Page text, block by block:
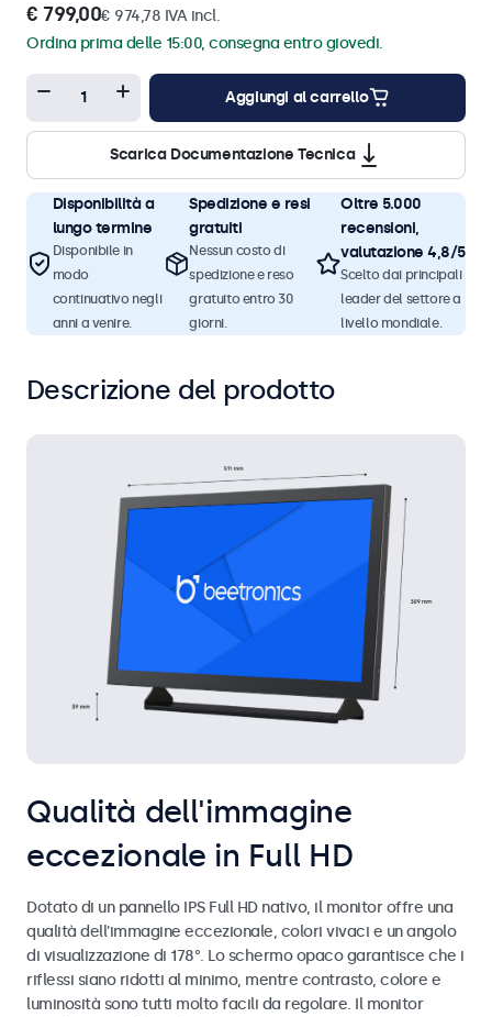
€ 799,00€ 974,78 IVA incl.
Ordina prima delle 15:00, consegna entro giovedi.
Aggiungi al carrello
Scarica Documentazione Tecnica
Disponibilità a
lungo termine
Disponibile in
modo
continuativo negli
anni a venire.
Spedizione e resi
gratuiti
Nessun costo di
spedizione e reso
gratuito entro 30
giorni.
Oltre 5.000
recensioni,
valutazione 4,8/5
Scelto dai principali
leader del settore a
livello mondiale.
Descrizione del prodotto
Qualità dell'immagine
eccezionale in Full HD
Dotato di un pannello IPS Full HD nativo, il monitor offre una
qualità dell'immagine eccezionale, colori vivaci e un angolo
di visualizzazione di 178°. Lo schermo opaco garantisce che i
riflessi siano ridotti al minimo, mentre contrasto, colore e
luminosità sono tutti molto facili da regolare. Il monitor